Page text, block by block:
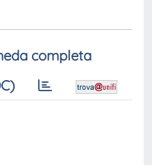
completa